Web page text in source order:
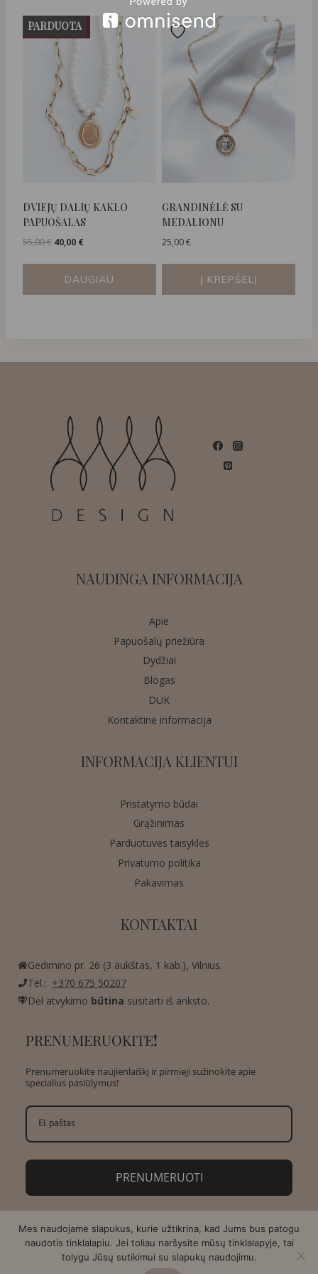
NUOLAIDA
PARDUOTA
DVIEJŲ DALIŲ KAKLO
PAPUOŠALAS
55,00€ Original
55,00 €.
40,00 €
40,00 €.
DAUGIAU
GRANDINĖLĖ SU
MEDALIONU
25,00€
Į KREPŠELĮ
NAUDINGA INFORMACIJA
Apie
Papuošalų priežiūra
Dydžiai
Blogas
DUK
Kontaktinė informacija
INFORMACIJA KLIENTUI
Pristatymo būdai
Grąžinimas
Parduotuvės taisyklės
Privatumo politika
Pakavimas
KONTAKTAI
Gedimino pr. 26 (3 aukštas, 1 kab.), Vilnius.
Tel.: +370 675 50207
Dėl atvykimo būtina susitarti iš anksto.
PRENUMERUOKITE!
Prenumeruokite naujienlaiškį ir pirmieji sužinokite apie
specialius pasiūlymus!
PRENUMERUOTI
Copyright © 2026 AMA Design | Sukurta:Asteri
Mes naudojame slapukus, kurie užtikrina, kad Jums bus patogu
naudotis tinklalapiu. Jei toliau naršysite mūsų tinklalapyje, tai
tolygu Jūsų sutikimui su slapukų naudojimu.